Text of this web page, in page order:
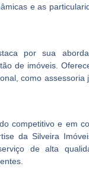
e as
por sua
de imóveis.
como assessoria
competitivo e em
da Silveira
de alta